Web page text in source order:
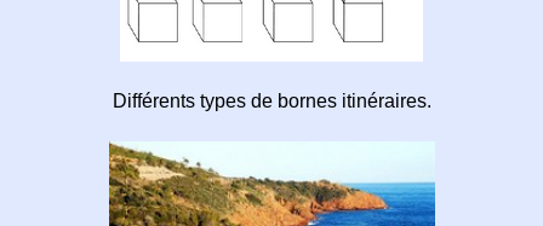
Différents types de bornes itinéraires.